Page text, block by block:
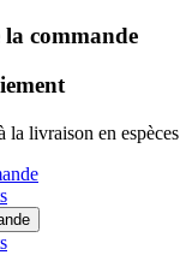
commande
la livraison en espèces